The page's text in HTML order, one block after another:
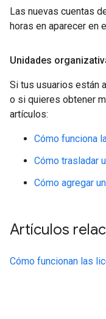
Las nuevas cuentas
horas en aparecer en
Unidades
Si tus usuarios están
o si quieres obtener
artículos:
Cómo funciona
Cómo trasladar
Cómo agregar
Artículos
Cómo funcionan las